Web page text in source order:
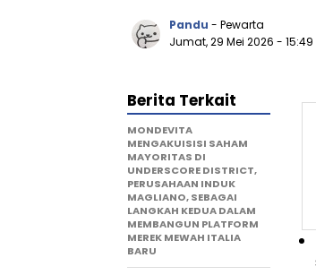
Pandu - Pewarta
Jumat, 29 Mei 2026 - 15:49
Berita Terkait
MONDEVITA
MENGAKUISISI SAHAM
MAYORITAS DI
UNDERSCORE DISTRICT,
PERUSAHAAN INDUK
MAGLIANO, SEBAGAI
LANGKAH KEDUA DALAM
MEMBANGUN PLATFORM
MEREK MEWAH ITALIA
BARU